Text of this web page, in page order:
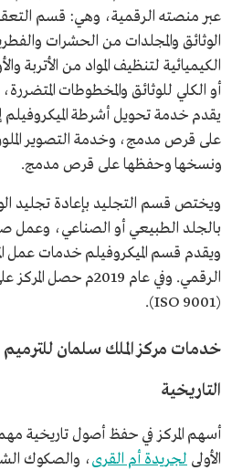
عبر منصته الرقمية، وهي: قسم
الوثائق والمجلدات من الحشرات
الكيميائية لتنظيف المواد من الأتربة
أو الكلي للوثائق والمخطوطات
يقدم خدمة تحويل أشرطة
على قرص مدمج، وخدمة التصوير
ونسخها وحفظها على قرص مدمج.
ويختص قسم التجليد بإعادة تجليد
بالجلد الطبيعي أو الصناعي، وعمل
ويقدم قسم الميكروفيلم خدمات عمل
الرقمي. وفي عام 2019م
(ISO 9001).
خدمات مركز الملك سلمان للترميم
التاريخية
أسهم المركز في حفظ أصول تاريخية
الأولى لجريدة أم القرى، والصكوك